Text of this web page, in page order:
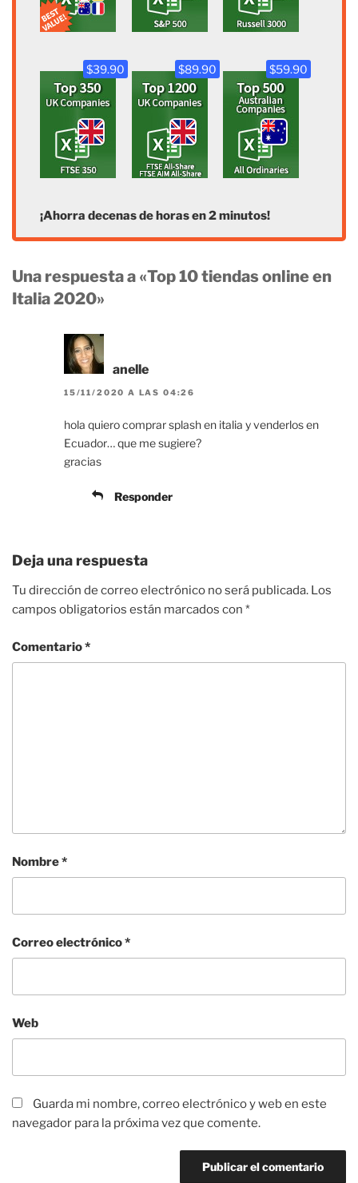
$39.90 $89.90 $59.90
¡Ahorra decenas de horas en 2 minutos!
Una respuesta a «Top 10 tiendas online en
Italia 2020»
anelle
15/11/2020 A LAS 04:26
hola quiero comprar splash en italia y venderlos en
Ecuador… que me sugiere?
gracias
Responder
Deja una respuesta
Tu dirección de correo electrónico no será publicada. Los
campos obligatorios están marcados con *
Comentario*
Nombre*
Correo electrónico*
Web
Guarda mi nombre, correo electrónico y web en este
navegador para la próxima vez que comente.